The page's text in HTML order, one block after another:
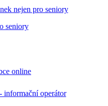
nejen pro seniory